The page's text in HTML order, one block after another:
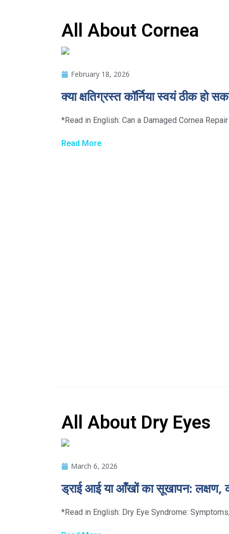
All About Cornea
February 18, 2026
क्या क्षतिग्रस्त कॉर्निया स्वयं ठीक हो
*Read in English: Can a Damaged Cornea
Read More
All About Dry Eyes
March 6, 2026
ड्राई आई या आँखों का सूखापन: लक्षण,
*Read in English: Dry Eye Syndrome: